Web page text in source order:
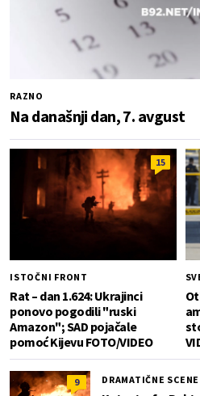
RAZNO
Na današnji dan, 7. avgust
15
ISTOČNI FRONT
Rat – dan 1.624: Ukrajinci
ponovo pogodili "ruski
Amazon"; SAD pojačale
pomoć Kijevu FOTO/VIDEO
9 DRAMATIČNE SCENE